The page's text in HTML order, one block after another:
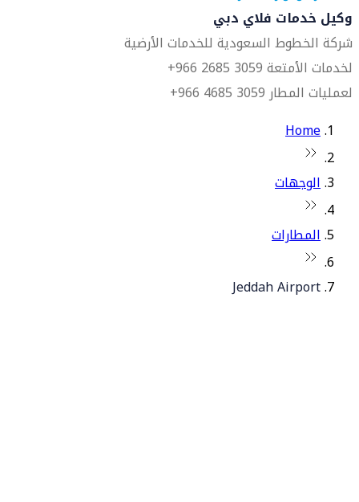
وكيل خدمات فلاي دبي
شركة الخطوط السعودية للخدمات الأرضية
لخدمات الأمتعة 3059 2685 966+
لعمليات المطار 3059 4685 966+
Home
الوجهات
المطارات
Jeddah Airport